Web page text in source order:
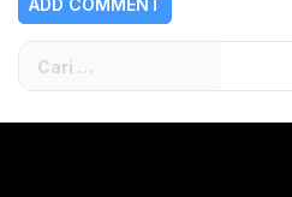
Cari
untuk: